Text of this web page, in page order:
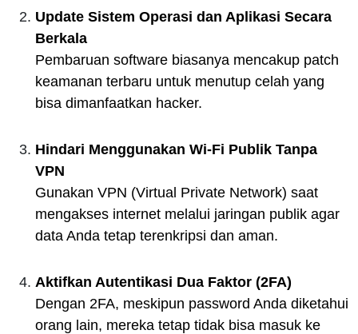
Update Sistem Operasi dan Aplikasi Secara
Berkala
Pembaruan software biasanya mencakup patch
keamanan terbaru untuk menutup celah yang
bisa dimanfaatkan hacker.
Hindari Menggunakan Wi-Fi Publik Tanpa
VPN
Gunakan VPN (Virtual Private Network) saat
mengakses internet melalui jaringan publik agar
data Anda tetap terenkripsi dan aman.
Aktifkan Autentikasi Dua Faktor (2FA)
Dengan 2FA, meskipun password Anda diketahui
orang lain, mereka tetap tidak bisa masuk ke